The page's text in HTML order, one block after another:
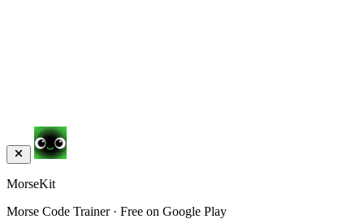
MorseKit
Morse Code Trainer · Free on Google Play